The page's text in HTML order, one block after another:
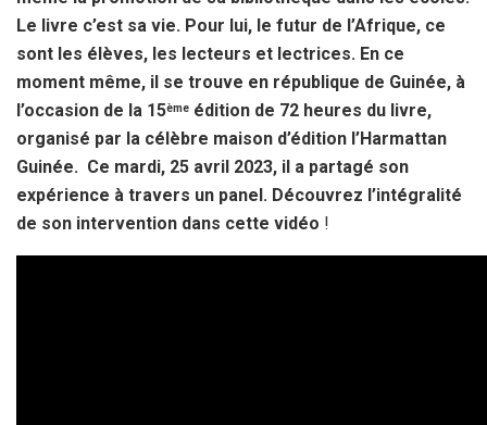
Le livre c’est sa vie. Pour lui, le futur de l’Afrique, ce
sont les élèves, les lecteurs et lectrices. En ce
moment même, il se trouve en république de Guinée, à
l’occasion de la 15ème édition de 72 heures du livre,
organisé par la célèbre maison d’édition l’Harmattan
Guinée. Ce mardi, 25 avril 2023, il a partagé son
expérience à travers un panel. Découvrez l’intégralité
de son intervention dans cette vidéo !